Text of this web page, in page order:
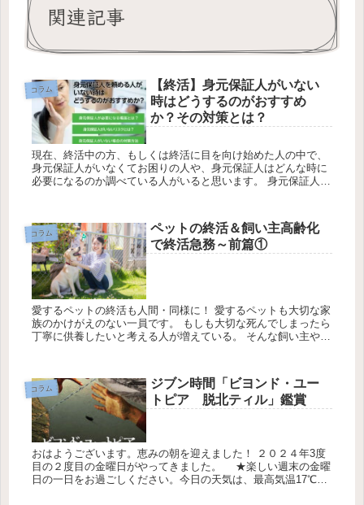
関連記事
コラム
【終活】身元保証人がいない
時はどうするのがおすすめ
か？その対策とは？
現在、終活中の方、もしくは終活に目を向け始めた人の中で、
身元保証人がいなくてお困りの人や、身元保証人はどんな時に
必要になるのか調べている人がいると思います。 身元保証人と
コラム
ペットの終活＆飼い主高齢化
で終活急務～前篇①
愛するペットの終活も人間・同様に！ 愛するペットも大切な家
族のかけがえのない一員です。 もしも大切な死んでしまったら
丁寧に供養したいと考える人が増えている。 そんな飼い主や家
コラム
ジブン時間「ビヨンド・ユー
トピア 脱北ティル」鑑賞
おはようございます。恵みの朝を迎えました！ ２０２４年3度
目の２度目の金曜日がやってきました。 ★楽しい週末の金曜
日の一日をお過ごしください。今日の天気は、最高気温17℃最